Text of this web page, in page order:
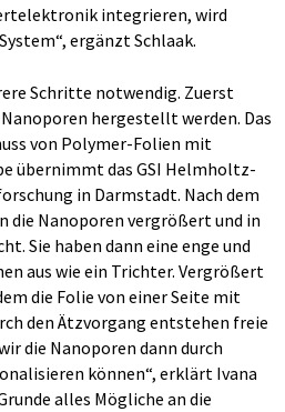
integrieren, wird
ergänzt Schlaak.
Schritte notwendig. Zuerst
hergestellt werden. Das
von Polymer-Folien mit
übernimmt das GSI Helmholtz-
in Darmstadt. Nach dem
die Nanoporen vergrößert und in
Sie haben dann eine enge und
aus wie ein Trichter. Vergrößert
die Folie von einer Seite mit
den Ätzvorgang entstehen freie
die Nanoporen dann durch
können“, erklärt Ivana
alles Mögliche an die